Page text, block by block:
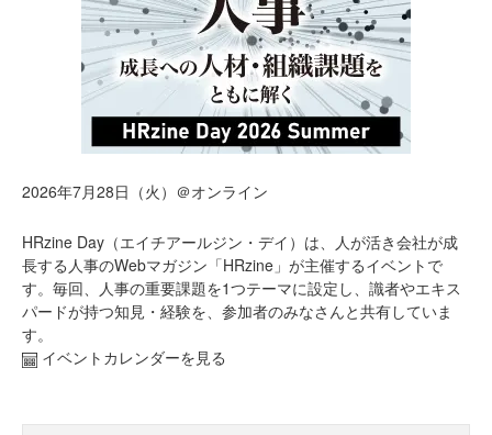
2026年7月28日（火）＠オンライン
HRzine Day（エイチアールジン・デイ）は、人が活き会社が成
長する人事のWebマガジン「HRzine」が主催するイベントで
す。毎回、人事の重要課題を1つテーマに設定し、識者やエキス
パードが持つ知見・経験を、参加者のみなさんと共有していま
す。
イベントカレンダーを見る